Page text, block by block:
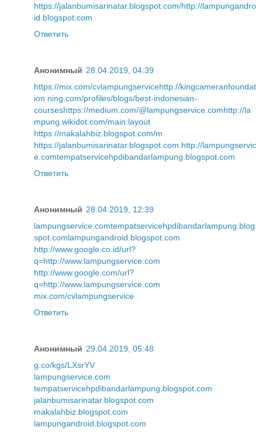
https://jalanbumisarinatar.blogspot.com/http://lampungandro
id.blogspot.com
Ответить
Анонимный 28.04.2019, 04:39
https://mix.com/cvlampungservicehttp://kingcameranfoundat
ion.ning.com/profiles/blogs/best-indonesian-
courseshttps://medium.com/@lampungservice.comhttp://la
mpung.wikidot.com/main:layout
https://makalahbiz.blogspot.com/m
https://jalanbumisarinatar.blogspot.com.http://lampungservic
e.comtempatservicehpdibandarlampung.blogspot.com
Ответить
Анонимный 28.04.2019, 12:39
lampungservice.comtempatservicehpdibandarlampung.blog
spot.comlampungandroid.blogspot.com
http://www.google.co.id/url?
q=http://www.lampungservice.com
http://www.google.com/url?
q=http://www.lampungservice.com
mix.com/cvlampungservice
Ответить
Анонимный 29.04.2019, 05:48
g.co/kgs/LXsrYV
lampungservice.com
tempatservicehpdibandarlampung.blogspot.com
jalanbumisarinatar.blogspot.com
makalahbiz.blogspot.com
lampungandroid.blogspot.com